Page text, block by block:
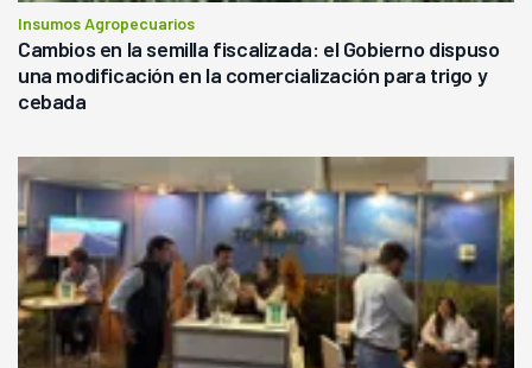
Insumos Agropecuarios
Cambios en la semilla fiscalizada: el Gobierno dispuso
una modificación en la comercialización para trigo y
cebada